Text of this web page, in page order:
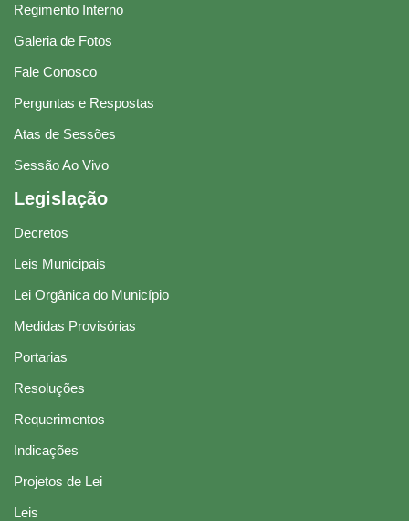
Regimento Interno
Galeria de Fotos
Fale Conosco
Perguntas e Respostas
Atas de Sessões
Sessão Ao Vivo
Legislação
Decretos
Leis Municipais
Lei Orgânica do Município
Medidas Provisórias
Portarias
Resoluções
Requerimentos
Indicações
Projetos de Lei
Leis